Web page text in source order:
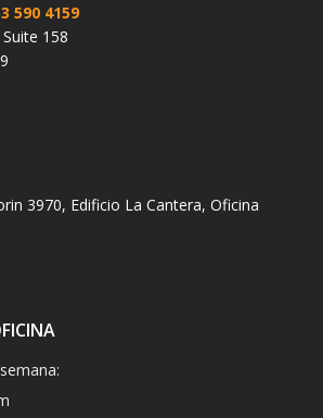
590 4159
158
3970, Edificio La Cantera, Oficina